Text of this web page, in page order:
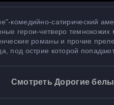
комедийно-сатирический
герои-четверо
романы и прочие
под острие которой
Смотреть Дорогие